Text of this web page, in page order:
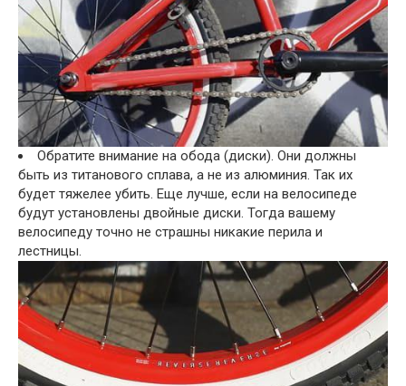
Обратите внимание на обода (диски). Они должны
быть из титанового сплава, а не из алюминия. Так их
будет тяжелее убить. Еще лучше, если на велосипеде
будут установлены двойные диски. Тогда вашему
велосипеду точно не страшны никакие перила и
лестницы.